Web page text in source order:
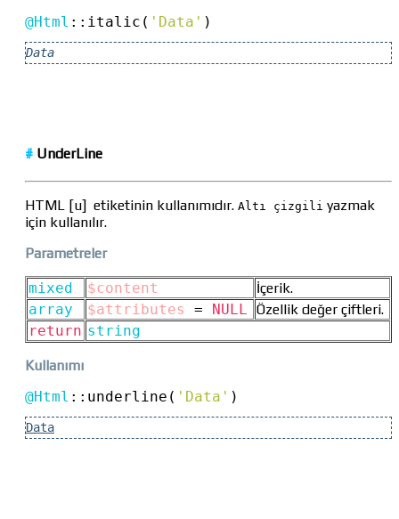
@Html :: italic( 'Data' )
Data
# UnderLine
HTML [u] etiketinin kullanımıdır. Altı çizgili yazmak
için kullanılır.
Parametreler
mixed $content
İçerik.
array
$attributes = NULL Özellik değer çiftleri.
return string
Kullanımı
@Html :: underline( 'Data' )
Data